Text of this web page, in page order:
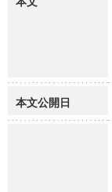
本文公開日